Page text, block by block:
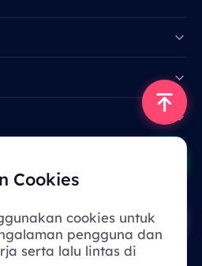
Cookies
cookies untuk
pengguna dan
serta lalu lintas diIndonesia